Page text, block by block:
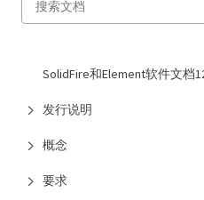
SolidFire和Element软件文档
发行说明
概念
要求